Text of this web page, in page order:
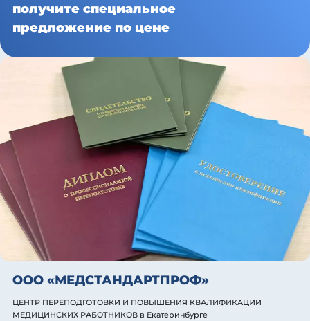
получите специальное
предложение по цене
ООО «МЕДСТАНДАРТПРОФ»
ЦЕНТР ПЕРЕПОДГОТОВКИ И ПОВЫШЕНИЯ КВАЛИФИКАЦИИ
МЕДИЦИНСКИХ РАБОТНИКОВ в Екатеринбурге